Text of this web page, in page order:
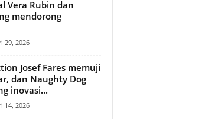
Vera Rubin dan
mendorong
29, 2026
Josef Fares memuji
dan Naughty Dog
inovasi...
14, 2026